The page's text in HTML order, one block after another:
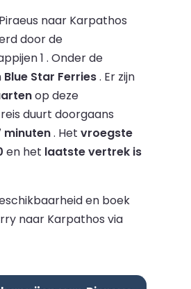
naar Karpathos
door de
1 . Onder de
Blue Star Ferries. Er zijn
op deze
duurt doorgaans
minuten. Het vroegste
en het laatste vertrek is
en boek
naar Karpathos via